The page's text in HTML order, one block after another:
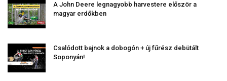
A John Deere legnagyobb harvestere először a
magyar erdőkben
Csalódott bajnok a dobogón + új fűrész debütált
Soponyán!